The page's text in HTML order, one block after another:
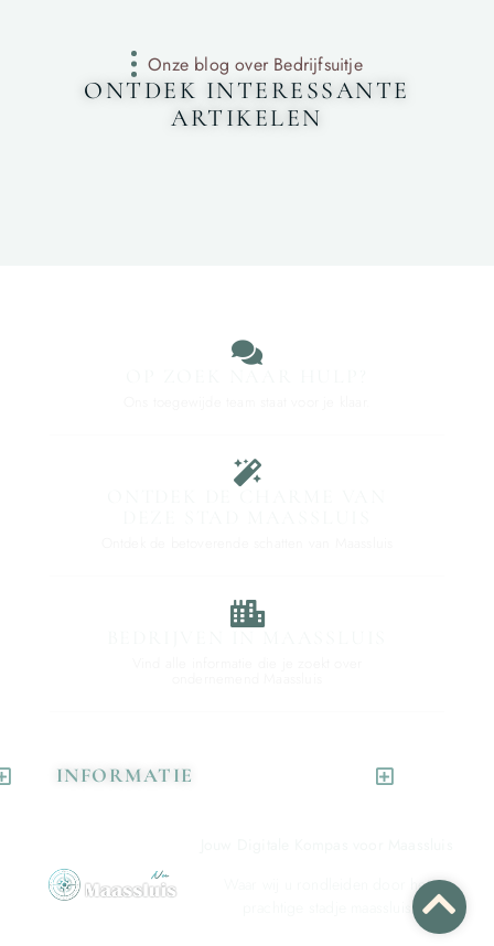
Onze blog over Bedrijfsuitje
ONTDEK INTERESSANTE
ARTIKELEN
INFORMATIE
Waar wij u rondleiden door het